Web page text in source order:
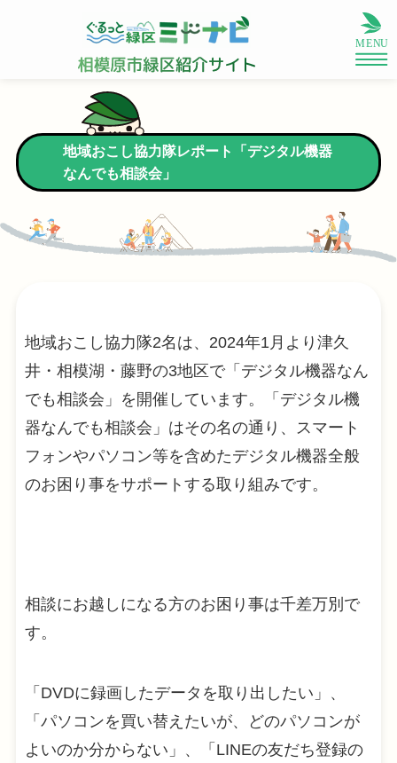
地域おこし協力隊レポート「デジタル機器
なんでも相談会」
地域おこし協力隊2名は、2024年1月より津久
井・相模湖・藤野の3地区で「デジタル機器なん
でも相談会」を開催しています。「デジタル機
器なんでも相談会」はその名の通り、スマート
フォンやパソコン等を含めたデジタル機器全般
のお困り事をサポートする取り組みです。
相談にお越しになる方のお困り事は千差万別で
す。
「DVDに録画したデータを取り出したい」、
「パソコンを買い替えたいが、どのパソコンが
よいのか分からない」、「LINEの友だち登録の